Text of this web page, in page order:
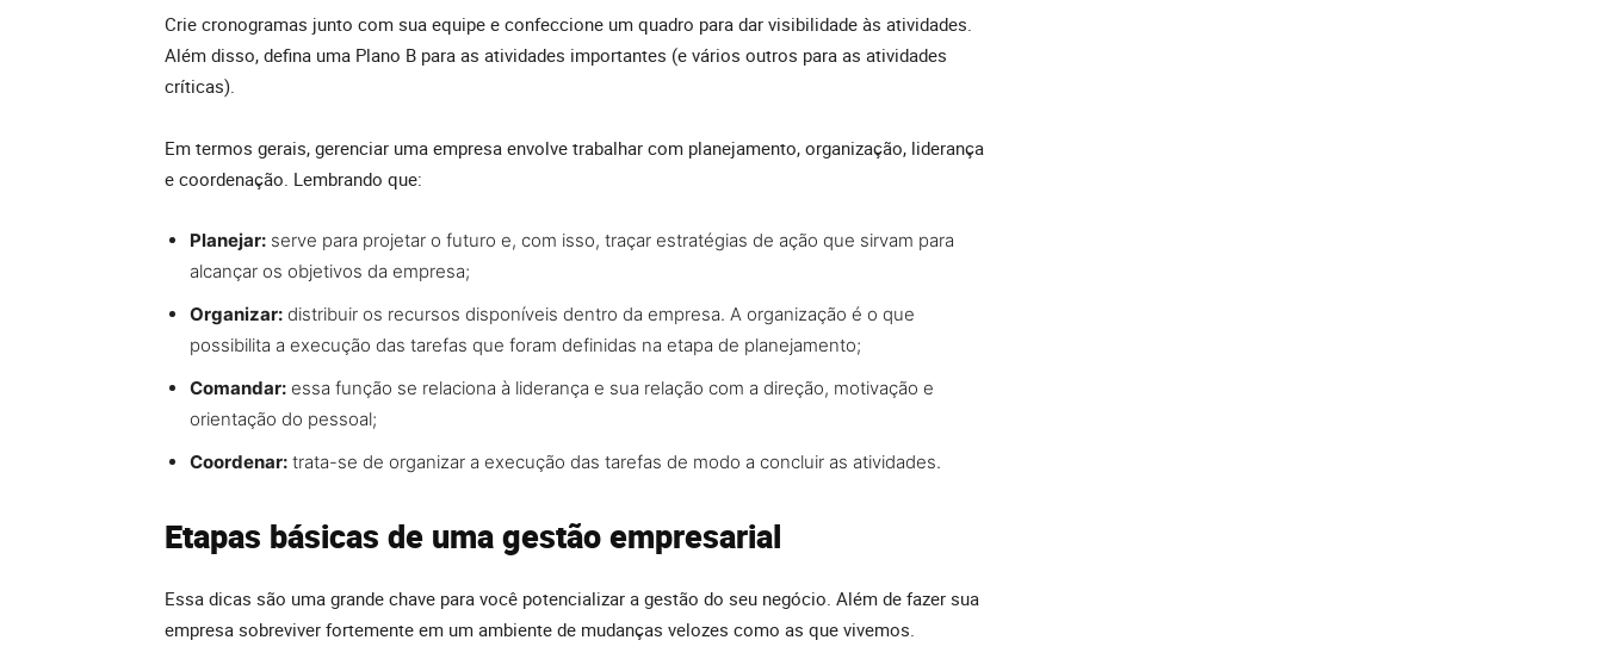
Crie cronogramas junto com sua equipe e confeccione um quadro para dar visibilidade às atividades.
Além disso, defina uma Plano B para as atividades importantes (e vários outros para as atividades
críticas).
Em termos gerais, gerenciar uma empresa envolve trabalhar com planejamento, organização, liderança
e coordenação. Lembrando que:
Planejar: serve para projetar o futuro e, com isso, traçar estratégias de ação que sirvam para
alcançar os objetivos da empresa;
Organizar: distribuir os recursos disponíveis dentro da empresa. A organização é o que
possibilita a execução das tarefas que foram definidas na etapa de planejamento;
Comandar: essa função se relaciona à liderança e sua relação com a direção, motivação e
orientação do pessoal;
Coordenar: trata-se de organizar a execução das tarefas de modo a concluir as atividades.
Etapas básicas de uma gestão empresarial
Essa dicas são uma grande chave para você potencializar a gestão do seu negócio. Além de fazer sua
empresa sobreviver fortemente em um ambiente de mudanças velozes como as que vivemos.